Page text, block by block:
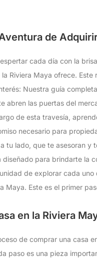
de
cada día con la
Riviera Maya ofrece.
Nuestra guía
abren las puertas del
de esta travesía,
necesario para
tu lado, que te asesoran y
diseñado para brindarte la
de explorar cada
Maya. Este es el primer
en la Riviera
de comprar una casa
paso es una pieza